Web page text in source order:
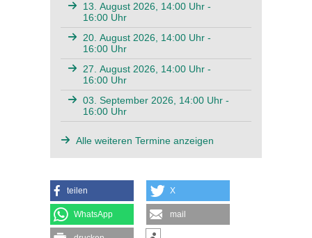
13. August 2026, 14:00 Uhr -
16:00 Uhr
20. August 2026, 14:00 Uhr -
16:00 Uhr
27. August 2026, 14:00 Uhr -
16:00 Uhr
03. September 2026, 14:00 Uhr -
16:00 Uhr
Alle weiteren Termine anzeigen
teilen X
WhatsApp mail